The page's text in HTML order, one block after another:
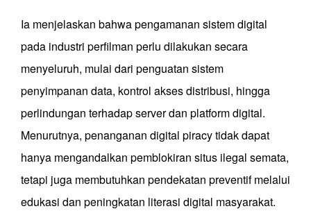
Ia menjelaskan bahwa pengamanan sistem digital
pada industri perfilman perlu dilakukan secara
menyeluruh, mulai dari penguatan sistem
penyimpanan data, kontrol akses distribusi, hingga
perlindungan terhadap server dan platform digital.
Menurutnya, penanganan digital piracy tidak dapat
hanya mengandalkan pemblokiran situs ilegal semata,
tetapi juga membutuhkan pendekatan preventif melalui
edukasi dan peningkatan literasi digital masyarakat.